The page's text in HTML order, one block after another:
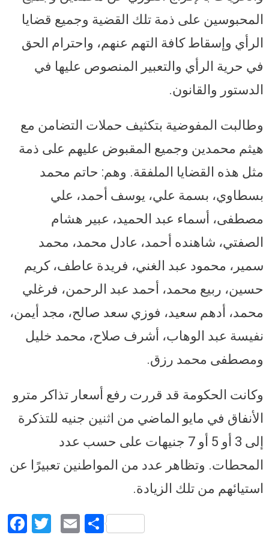
المحبوسين على ذمة تلك القضية وجميع قضايا
الرأي وإسقاط كافة التهم عنهم، واحترام الحق
في حرية الرأي والتعبير المنصوص عليها في
الدستور والقانون.
وطالبت المفوضية بتكثيف حملات التضامن مع
هيثم محمدين وجميع المقبوض عليهم على ذمة
مثل هذه القضايا الملفقة. وهم: حاتم محمد
بسطاوي، بسمة علي، يوسف أحمد، علي
مصطفى، أسماء عبد الحميد، عبير هشام
الصفتي، شاهنده أحمد، عادل محمد، محمد
سمير، محمود عبد الغني، فريدة عاطف، كريم
حسين، ربيع محمد، أحمد عبد الرحمن، فرغلي
محمد، أدهم سعيد، فوزي سعد صالح، مجد أيمن،
نفيسة عبد الوهاب، أشرف صلاح، محمد خليل
ومصطفى محمد رزق.
وكانت الحكومة قد قررت رفع أسعار تذاكر مترو
الأنفاق في مايو الماضي من اثنين جنيه للتذكرة
إلى 3 أو 5 أو 7 جنيهات على حسب عدد
المحطات. وتظاهر عدد من المواطنين تعبيرًا عن
استيائهم من تلك الزيادة.
Facebook
Twitter
EmailShare